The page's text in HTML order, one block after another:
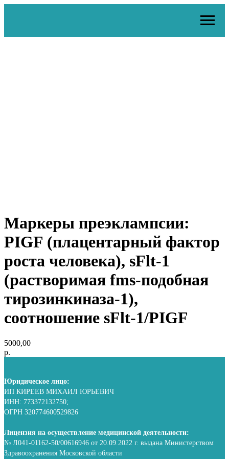
Маркеры преэклампсии:
PIGF (плацентарный фактор
роста человека), sFlt-1
(растворимая fms-подобная
тирозинкиназа-1),
соотношение sFlt-1/PIGF
5000,00
р.
Юридическое лицо:
ИП КИРЕЕВ МИХАИЛ ЮРЬЕВИЧ
ИНН: 773372132750;
ОГРН 320774600529826
Лицензия на осуществление медицинской деятельности:
№ Л041-01162-50/00616946 от 20.09.2022 г. выдана Министерством
Здравоохранения Московской области